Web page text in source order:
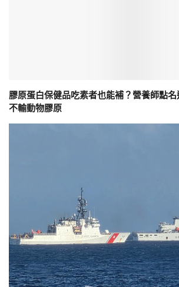
膠原蛋白保健品吃素者也能補？營養師點
不輸動物膠原